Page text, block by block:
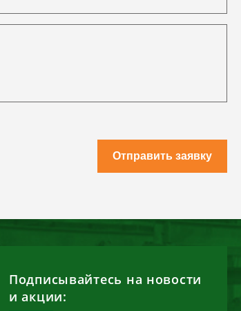
Отправить заявку
Подписывайтесь на новости
и акции: